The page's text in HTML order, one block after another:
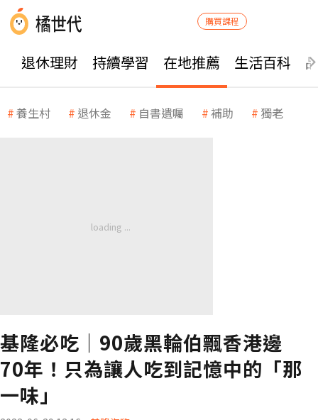
購買課程
退休理財 持續學習 在地推薦 生活百科
養生村 退休金 自書遺囑 補助 獨老
基隆必吃│90歲黑輪伯飄香港邊
70年！只為讓人吃到記憶中的「那
一味」